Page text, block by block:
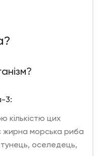
3:
кількістю цих
жирна морська риба
оселедець,